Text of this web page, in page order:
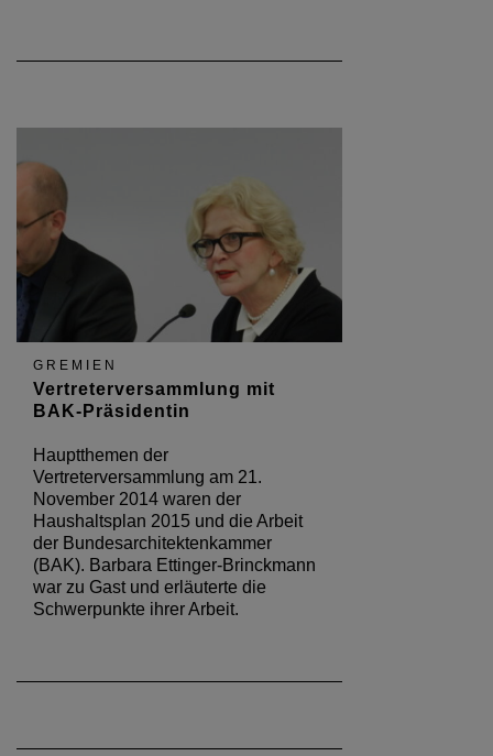
GREMIEN
Vertreterversammlung mit
BAK-Präsidentin
Hauptthemen der
Vertreterversammlung am 21.
November 2014 waren der
Haushaltsplan 2015 und die Arbeit
der Bundesarchitektenkammer
(BAK). Barbara Ettinger-Brinckmann
war zu Gast und erläuterte die
Schwerpunkte ihrer Arbeit.